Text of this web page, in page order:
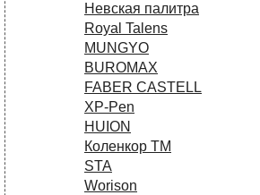
Невская палитра
Royal Talens
MUNGYO
BUROMAX
FABER CASTELL
XP-Pen
HUION
Коленкор ТМ
STA
Worison